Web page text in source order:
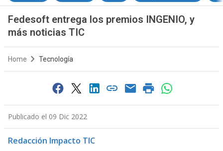
Fedesoft entrega los premios INGENIO, y
más noticias TIC
Home Tecnología
Publicado el 09 Dic 2022
Redacción Impacto TIC